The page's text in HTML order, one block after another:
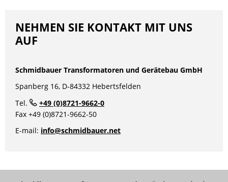
NEHMEN SIE KONTAKT MIT UNS
AUF
Schmidbauer Transformatoren und Gerätebau GmbH
Spanberg 16, D-84332 Hebertsfelden
Tel.
+49 (0)8721-9662-0
Fax +49 (0)8721-9662-50
E-mail: info@schmidbauer.net